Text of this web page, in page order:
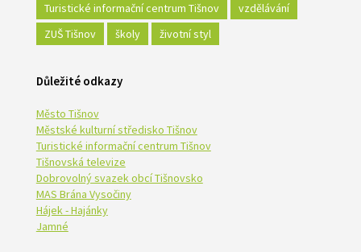
Turistické informační centrum Tišnov
vzdělávání
ZUŠ Tišnov
školy životní styl
Důležité odkazy
Město Tišnov
Městské kulturní středisko Tišnov
Turistické informační centrum Tišnov
Tišnovská televize
Dobrovolný svazek obcí Tišnovsko
MAS Brána Vysočiny
Hájek - Hajánky
Jamné